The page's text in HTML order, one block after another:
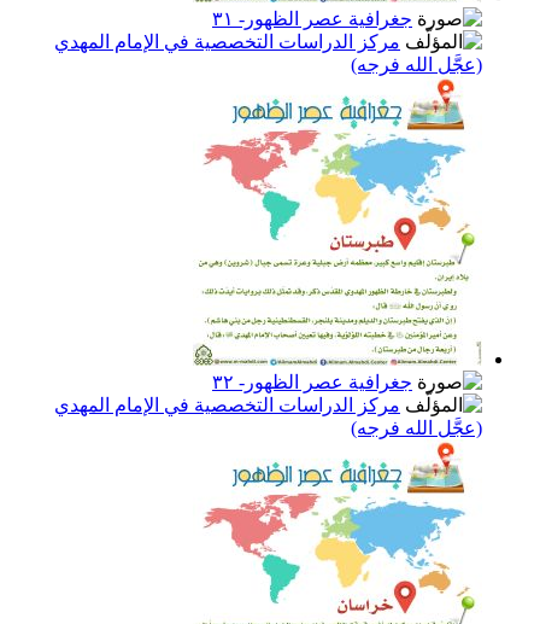
جغرافية عصر الظهور- ٣١
مركز الدراسات التخصصية في الإمام المهدي
(عجَّل الله فرجه)
جغرافية عصر الظهور- ٣٢
مركز الدراسات التخصصية في الإمام المهدي
(عجَّل الله فرجه)